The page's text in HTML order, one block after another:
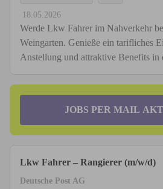
18.05.2026
Werde Lkw Fahrer im Nahverkehr
Weingarten. Genieße ein tarifliches
Anstellung und attraktive Benefits in
JOBS PER MAIL
Lkw Fahrer – Rangierer (m/w/d)
Deutsche Post AG